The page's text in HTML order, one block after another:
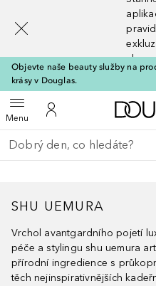
slevy
Objevte naše beauty služby na
krásy v Douglas.
MenuOtevřít menuK mému účtu
Vraťte se
Proveďte vyhledávání
SHU UEMURA
Vrchol avantgardního pojetí
péče a stylingu shu uemura
přírodní ingredience s
těch nejinspirativnějších
[navigation.slideout.screenreader]